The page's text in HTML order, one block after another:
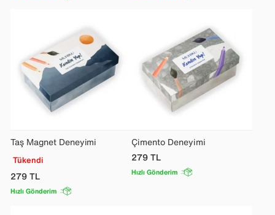
Taş Magnet Deneyimi
Tükendi
279TL
Hızlı Gönderim
Çimento Deneyimi
279TL
Hızlı Gönderim